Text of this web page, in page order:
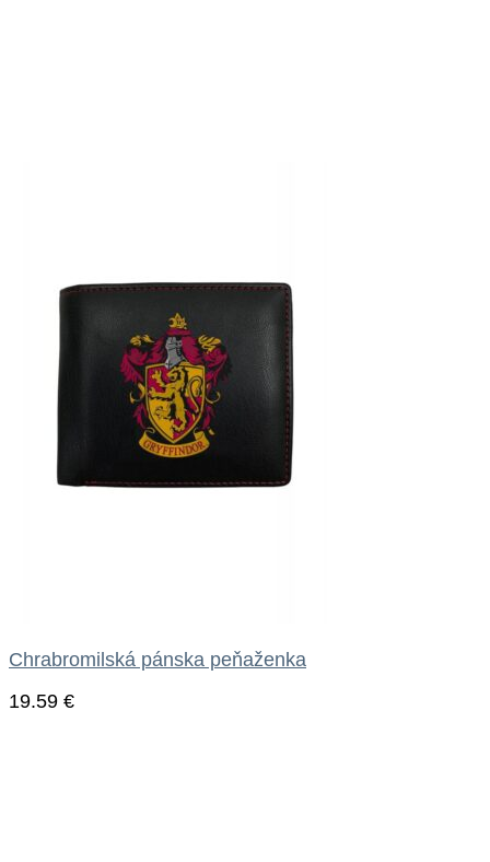
Chrabromilská pánska peňaženka
19.59 €